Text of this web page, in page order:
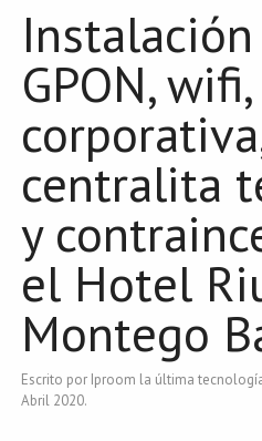
GPON, wifi,
centralita
y
el Hotel
Montego
Escrito por Iproom la última
Abril 2020.